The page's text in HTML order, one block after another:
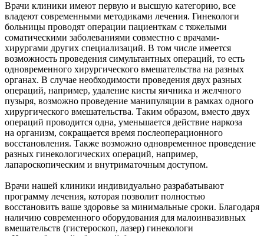
Врачи клиники имеют первую и высшую категорию, все
владеют современными методиками лечения. Гинекологи
больницы проводят операции пациенткам с тяжелыми
соматическими заболеваниями совместно с врачами-
хирургами других специализаций. В том числе имеется
возможность проведения симультантных операций, то есть
одновременного хирургического вмешательства на разных
органах. В случае необходимости проведения двух разных
операций, например, удаление кисты яичника и желчного
пузыря, возможно проведение манипуляции в рамках одного
хирургического вмешательства. Таким образом, вместо двух
операций проводится одна, уменьшается действие наркоза
на организм, сокращается время послеоперационного
восстановления. Также возможно одновременное проведение
разных гинекологических операций, например,
лапароскопическим и внутриматочным доступом.
Врачи нашей клиники индивидуально разрабатывают
программу лечения, которая позволит полностью
восстановить ваше здоровье за минимальные сроки. Благодаря
наличию современного оборудования для малоинвазивных
вмешательств (гистероскоп, лазер) гинекологи